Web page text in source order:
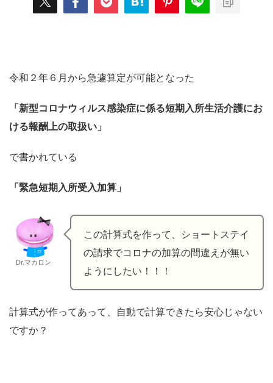
令和２年６月から急遽算定が可能となった
「新型コロナウィルス感染症に係る短期入所生活介護にお
ける報酬上の取扱い」
で書かれている
「緊急短期入所受入加算」
Dr.マカロン
この計算式を作って、ショートステイ
の請求でコロナの加算の間違えが無い
ようにしたい！！！
計算式が作ってあって、自動で計算できたら安心じゃない
ですか？